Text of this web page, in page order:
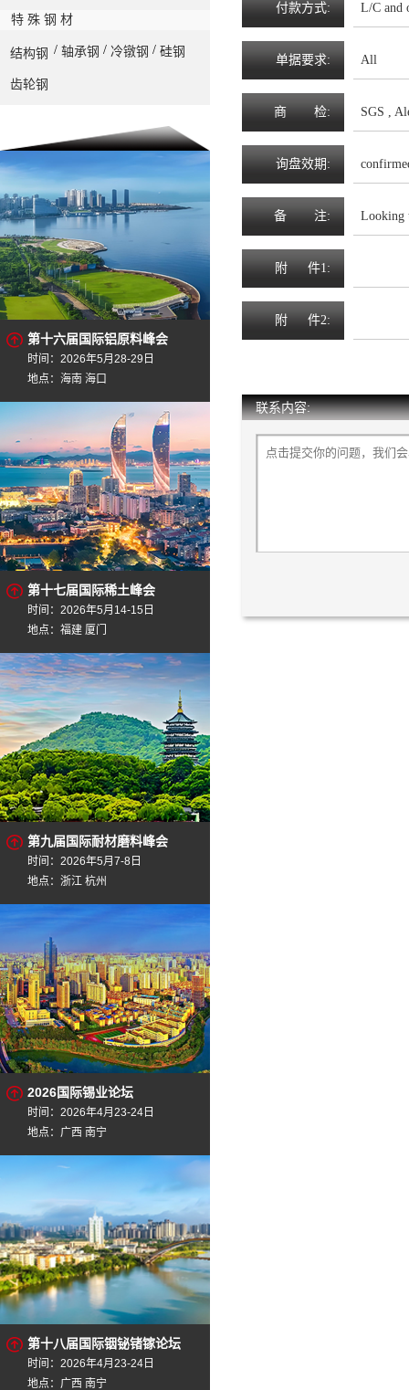
特 殊 钢 材
结构钢 / 轴承钢 / 冷镦钢 / 硅钢
齿轮钢
第十六届国际铝原料峰会
时间：2026年5月28-29日
地点：海南 海口
第十七届国际稀土峰会
时间：2026年5月14-15日
地点：福建 厦门
第九届国际耐材磨料峰会
时间：2026年5月7-8日
地点：浙江 杭州
2026国际锡业论坛
时间：2026年4月23-24日
地点：广西 南宁
第十八届国际铟铋锗镓论坛
时间：2026年4月23-24日
地点：广西 南宁
付款方式: L/C and
单据要求: All
商 检: SGS ,
询盘效期 :
备 注: Looking
附 件1:
附 件2:
联系内容: